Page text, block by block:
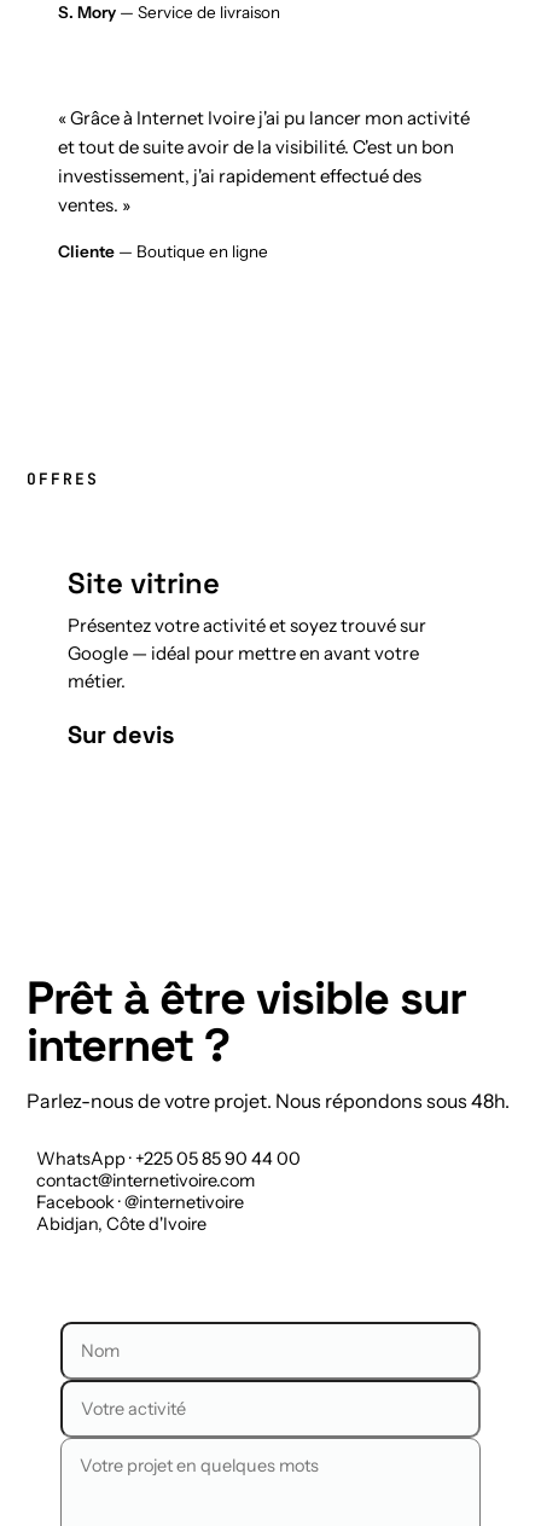
S. Mory — Service de livraison
« Grâce à Internet Ivoire j'ai pu lancer mon activité
et tout de suite avoir de la visibilité. C'est un bon
investissement, j'ai rapidement effectué des
ventes. »
Cliente — Boutique en ligne
OFFRES
Site vitrine
Présentez votre activité et soyez trouvé sur
Google — idéal pour mettre en avant votre
métier.
Sur devis
Prêt à être visible sur
internet ?
Parlez-nous de votre projet. Nous répondons sous 48h.
WhatsApp · +225 05 85 90 44 00
contact@internetivoire.com
Facebook · @internetivoire
Abidjan, Côte d'Ivoire